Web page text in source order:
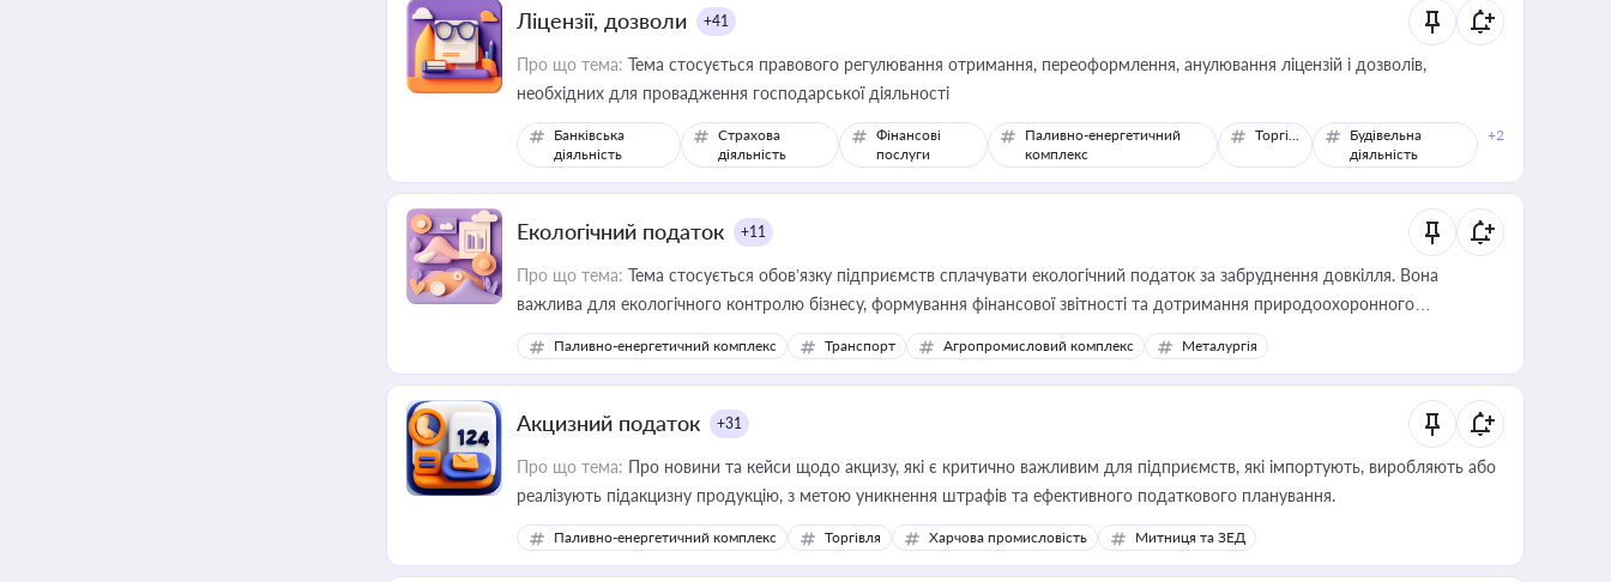
Ліцензії, дозволи +41
Про що тема: Тема стосується правового регулювання отримання, переоформлення, анулювання ліцензій і дозволів,
необхідних для провадження господарської діяльності
Банківська
діяльність
Страхова
діяльність
Фінансові
послуги
Паливно-енергетичний
комплекс
Торгівля
Будівельна
діяльність
+2
Екологічний податок +11
Про що тема: Тема стосується обов’язку підприємств сплачувати екологічний податок за забруднення довкілля. Вона
важлива для екологічного контролю бізнесу, формування фінансової звітності та дотримання природоохоронного
законодавства
Паливно-енергетичний комплекс Транспорт Агропромисловий комплекс Металургія
Акцизний податок +31
Про що тема: Про новини та кейси щодо акцизу, які є критично важливим для підприємств, які імпортують, виробляють або
реалізують підакцизну продукцію, з метою уникнення штрафів та ефективного податкового планування.
Паливно-енергетичний комплекс Торгівля Харчова промисловість Митниця та ЗЕД